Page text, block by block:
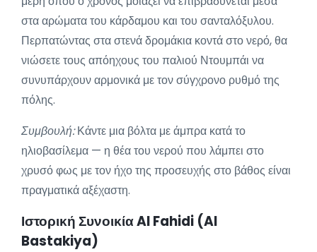
στα αρώματα του κάρδαμου και του σανταλόξυλου.
Περπατώντας στα στενά δρομάκια κοντά στο νερό, θα
νιώσετε τους απόηχους του παλιού Ντουμπάι να
συνυπάρχουν αρμονικά με τον σύγχρονο ρυθμό της
πόλης.
Συμβουλή:Κάντε μια βόλτα με άμπρα κατά το
ηλιοβασίλεμα — η θέα του νερού που λάμπει στο
χρυσό φως με τον ήχο της προσευχής στο βάθος είναι
πραγματικά αξέχαστη.
Ιστορική Συνοικία Al Fahidi (Al
Bastakiya)